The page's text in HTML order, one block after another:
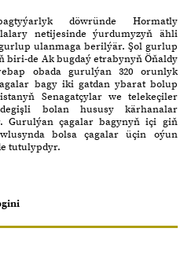
döwründe Hormatly
netijesinde ýurdumyzyň ähli
ulanmaga berilýär. Şol gurlup
biri-de Ak bugdaý etrabynyň Öňaldy
obada gurulýan 320 orunlyk
bagy iki gatdan ybarat bolup
Senagatçylar we telekeçiler
bolan hususy kärhanalar
Gurulýan çagalar bagynyň içi giň
bolsa çagalar üçin oýun
tutulypdyr.